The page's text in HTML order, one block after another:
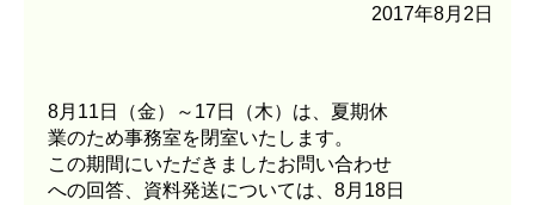
2017年8月2日
8月11日（金）～17日（木）は、夏期休
業のため事務室を閉室いたします。
この期間にいただきましたお問い合わせ
への回答、資料発送については、8月18日